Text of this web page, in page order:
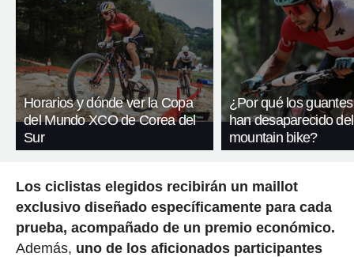
Horarios y dónde ver la Copa
del Mundo XCO de Corea del
Sur
¿Por qué los
han desaparecido del
mountain bike?
Los ciclistas elegidos recibirán un maillot
exclusivo diseñado específicamente para cada
prueba, acompañado de un premio económico.
Además, uno de los aficionados participantes